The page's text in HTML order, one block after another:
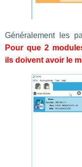
Généralement les
Pour que 2
ils doivent avoir le